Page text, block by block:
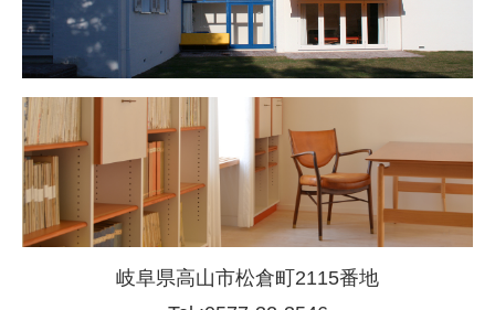
岐阜県高山市松倉町2115番地